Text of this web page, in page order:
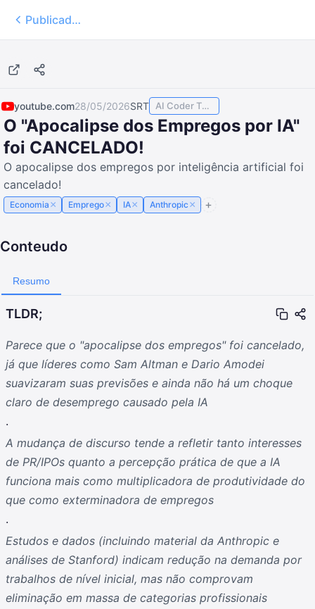
Publicados
youtube.com28/05/2026SRT AI Coder TODAY
O "Apocalipse dos Empregos por IA"
foi CANCELADO!
O apocalipse dos empregos por inteligência artificial foi
cancelado!
Economia × Emprego× IA× Anthropic ×
Conteudo
Resumo
TLDR;
Parece que o "apocalipse dos empregos" foi cancelado,
já que líderes como Sam Altman e Dario Amodei
suavizaram suas previsões e ainda não há um choque
claro de desemprego causado pela IA
.
A mudança de discurso tende a refletir tanto interesses
de PR/IPOs quanto a percepção prática de que a IA
funciona mais como multiplicadora de produtividade do
que como exterminadora de empregos
.
Estudos e dados (incluindo material da Anthropic e
análises de Stanford) indicam redução na demanda por
trabalhos de nível inicial, mas não comprovam
eliminação em massa de categorias profissionais